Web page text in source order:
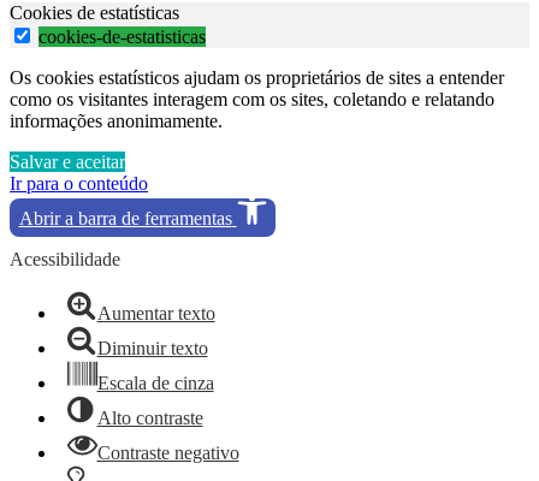
Cookies de estatísticas
cookies-de-estatisticas
Os cookies estatísticos ajudam os proprietários de sites a entender
como os visitantes interagem com os sites, coletando e relatando
informações anonimamente.
Salvar e aceitar
Ir para o conteúdo
Abrir a barra de ferramentas
Acessibilidade
Aumentar texto
Diminuir texto
Escala de cinza
Alto contraste
Contraste negativo